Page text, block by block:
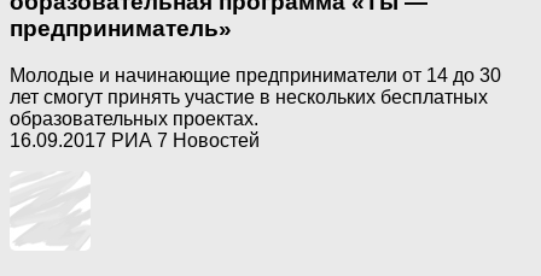
предприниматель»
Молодые и начинающие предприниматели от 14 до 30
лет смогут принять участие в нескольких бесплатных
образовательных проектах.
16.09.2017 РИА 7 Новостей